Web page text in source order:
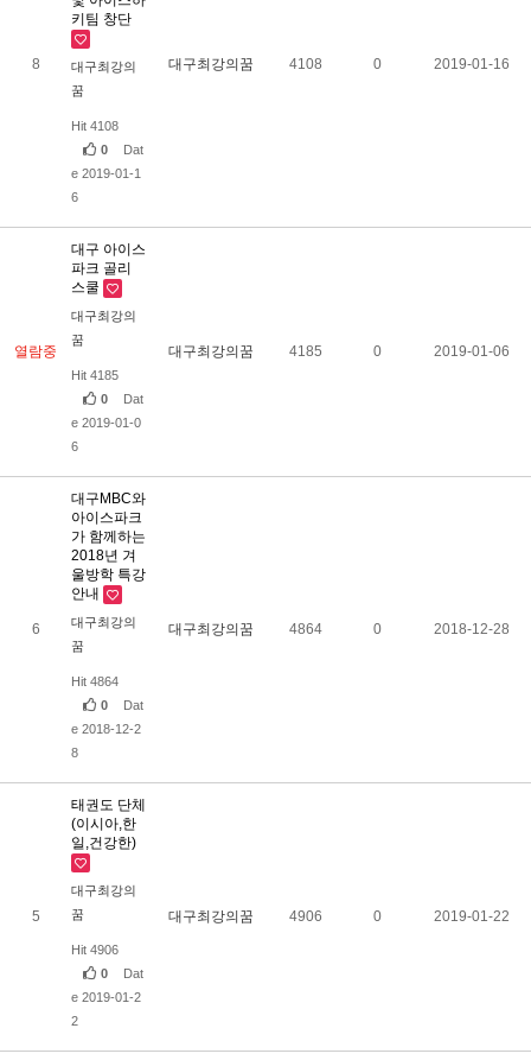
8
키팀 창단
대구최강의
꿈
Hit 4108
0
Dat
e 2019-01-1
6
대구최강의꿈 4108 0 2019-01-16
열람중
대구 아이스
파크 골리
스쿨
대구최강의
꿈
Hit 4185
0
Dat
e 2019-01-0
6
대구최강의꿈 4185 0 2019-01-06
6
대구MBC와
아이스파크
가 함께하는
2018년 겨
울방학 특강
안내
대구최강의
꿈
Hit 4864
0
Dat
e 2018-12-2
8
대구최강의꿈 4864 0 2018-12-28
5
태권도 단체
(이시아,한
일,건강한)
대구최강의
꿈
Hit 4906
0
Dat
e 2019-01-2
2
대구최강의꿈 4906 0 2019-01-22